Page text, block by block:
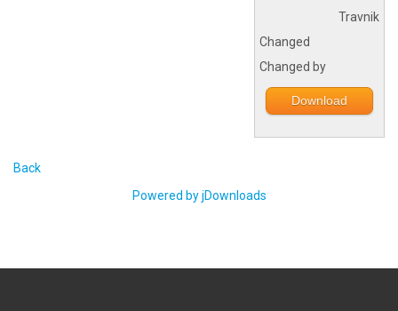
Travnik
Changed
Changed by
Download
Back
Powered by jDownloads